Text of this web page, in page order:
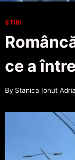
STIRI
ce a
By Stanica Ionut